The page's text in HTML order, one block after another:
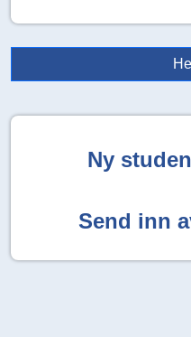
Ny
Send inn